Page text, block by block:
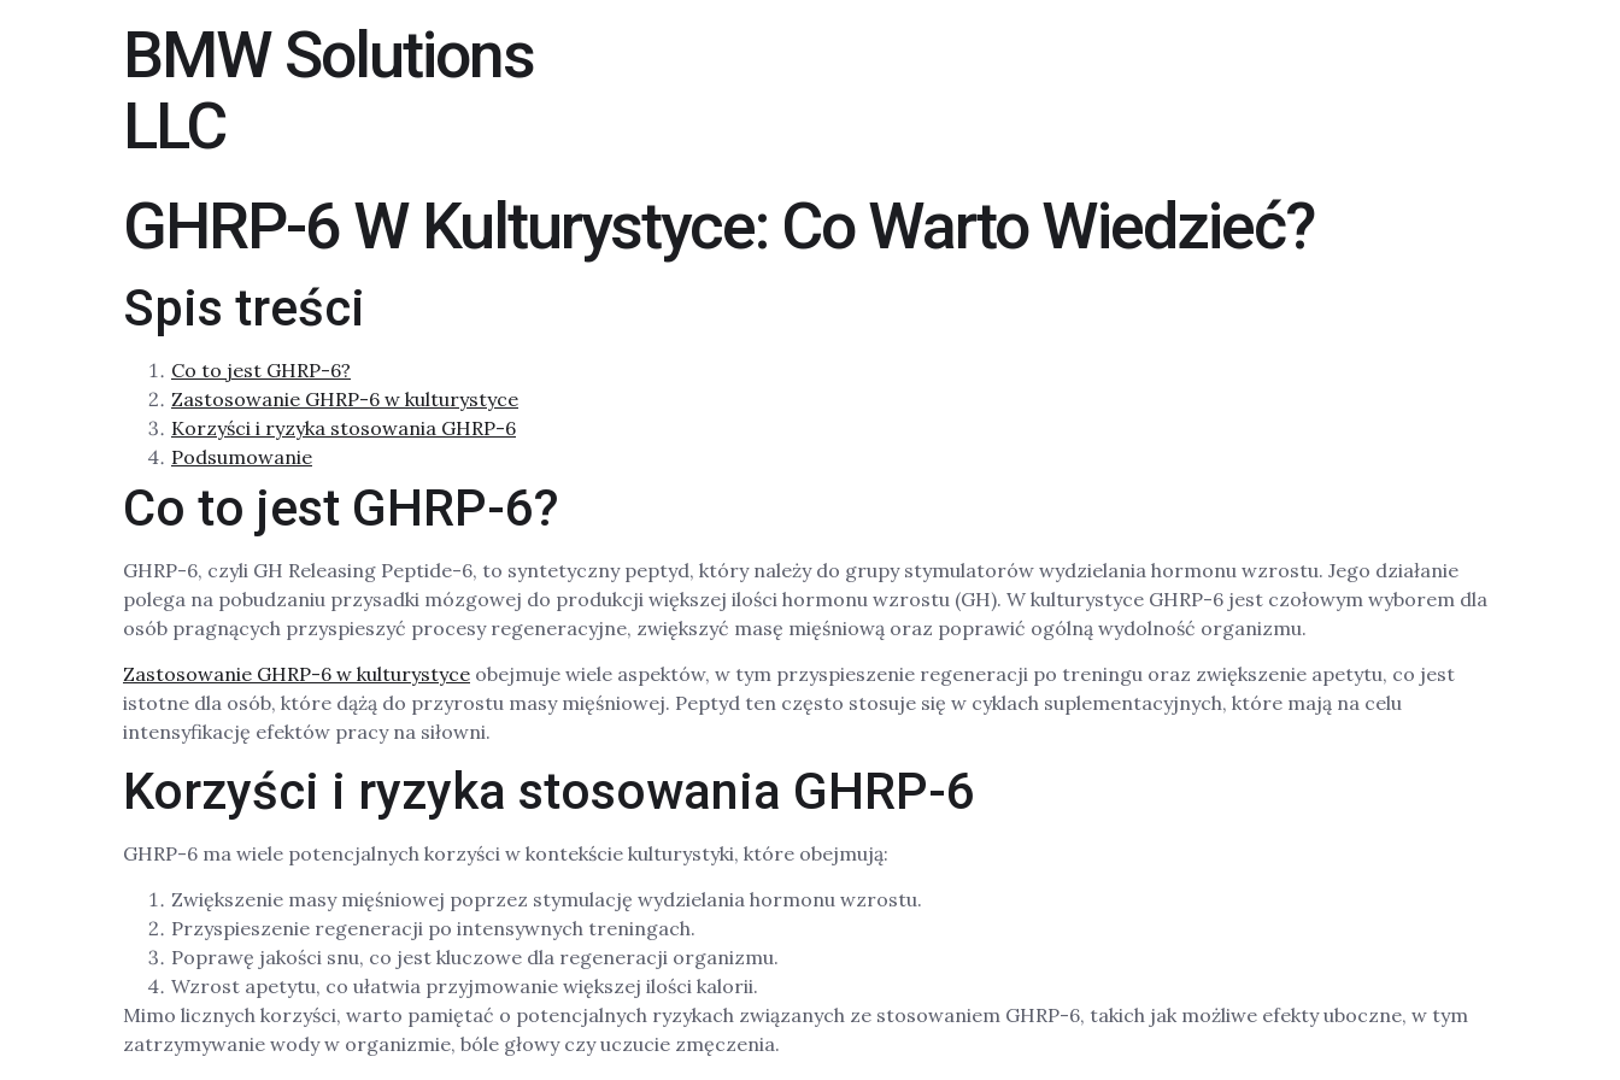
BMW Solutions
LLC
GHRP-6 W Kulturystyce: Co Warto Wiedzieć?
Spis treści
Co to jest GHRP-6?
Zastosowanie GHRP-6 w kulturystyce
Korzyści i ryzyka stosowania GHRP-6
Podsumowanie
Co to jest GHRP-6?
GHRP-6, czyli GH Releasing Peptide-6, to syntetyczny peptyd, który należy do grupy stymulatorów wydzielania hormonu wzrostu. Jego działanie
polega na pobudzaniu przysadki mózgowej do produkcji większej ilości hormonu wzrostu (GH). W kulturystyce GHRP-6 jest czołowym wyborem dla
osób pragnących przyspieszyć procesy regeneracyjne, zwiększyć masę mięśniową oraz poprawić ogólną wydolność organizmu.
Zastosowanie GHRP-6 w kulturystyce obejmuje wiele aspektów, w tym przyspieszenie regeneracji po treningu oraz zwiększenie apetytu, co jest
istotne dla osób, które dążą do przyrostu masy mięśniowej. Peptyd ten często stosuje się w cyklach suplementacyjnych, które mają na celu
intensyfikację efektów pracy na siłowni.
Korzyści i ryzyka stosowania GHRP-6
GHRP-6 ma wiele potencjalnych korzyści w kontekście kulturystyki, które obejmują:
Zwiększenie masy mięśniowej poprzez stymulację wydzielania hormonu wzrostu.
Przyspieszenie regeneracji po intensywnych treningach.
Poprawę jakości snu, co jest kluczowe dla regeneracji organizmu.
Wzrost apetytu, co ułatwia przyjmowanie większej ilości kalorii.
Mimo licznych korzyści, warto pamiętać o potencjalnych ryzykach związanych ze stosowaniem GHRP-6, takich jak możliwe efekty uboczne, w tym
zatrzymywanie wody w organizmie, bóle głowy czy uczucie zmęczenia.